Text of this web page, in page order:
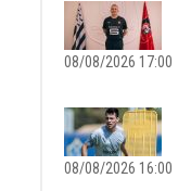
08/08/2026 17:00
08/08/2026 16:00